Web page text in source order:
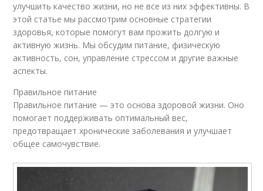
улучшить качество жизни, но не все из них эффективны. В
этой статье мы рассмотрим основные стратегии
здоровья, которые помогут вам прожить долгую и
активную жизнь. Мы обсудим питание, физическую
активность, сон, управление стрессом и другие важные
аспекты.
Правильное питание
Правильное питание — это основа здоровой жизни. Оно
помогает поддерживать оптимальный вес,
предотвращает хронические заболевания и улучшает
общее самочувствие.